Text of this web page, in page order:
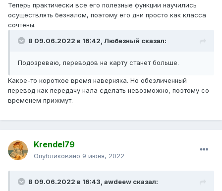
Теперь практически все его полезные функции научились
осуществлять безналом, поэтому его дни просто как класса
сочтены.
В 09.06.2022 в 16:42, Любезный сказал:
Подозреваю, переводов на карту станет больше.
Какое-то короткое время наверняка. Но обезличенный
перевод как передачу нала сделать невозможно, поэтому со
временем прижмут.
Krendel79
Опубликовано 9 июня, 2022
В 09.06.2022 в 16:43, awdeew сказал: